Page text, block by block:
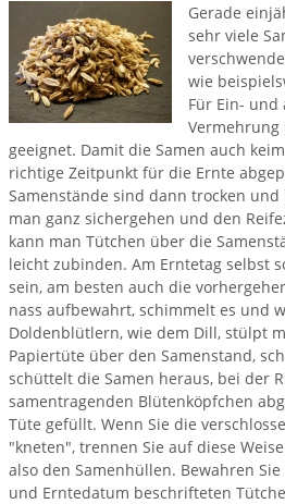
Gerade
sehr viele
wie
Für Ein- und
Vermehrung
geeignet. Damit die Samen auch
richtige Zeitpunkt für die Ernte
Samenstände sind dann trocken
man ganz sichergehen und den
kann man Tütchen über die
leicht zubinden. Am Erntetag selbst
sein, am besten auch die
nass aufbewahrt, schimmelt es und
Doldenblütlern, wie dem Dill, stülpt
Papiertüte über den Samenstand,
schüttelt die Samen heraus, bei der
samentragenden Blütenköpfchen
Tüte gefüllt. Wenn Sie die
"kneten", trennen Sie auf diese
also den Samenhüllen. Bewahren
und Erntedatum beschrifteten